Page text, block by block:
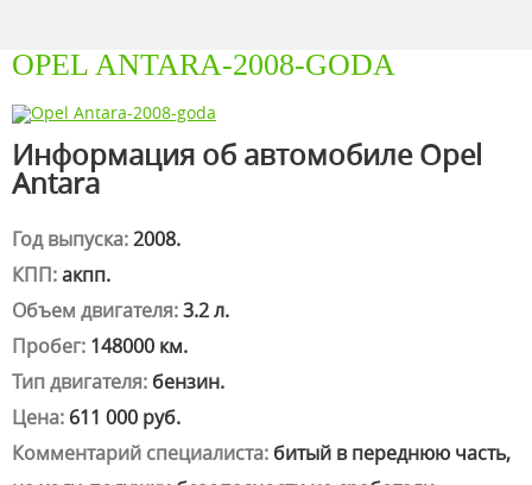
OPEL ANTARA-2008-GODA
Информация об автомобиле Opel
Antara
Год выпуска:2008.
КПП:акпп.
Объем двигателя:3.2 л.
Пробег: 148000 км.
Тип двигателя: бензин.
Цена: 611 000 руб.
Комментарий специалиста: битый в переднюю часть,